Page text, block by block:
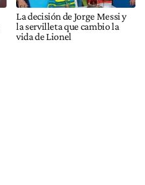
La decisión de Jorge Messi y
la servilleta que cambio la
vida de Lionel